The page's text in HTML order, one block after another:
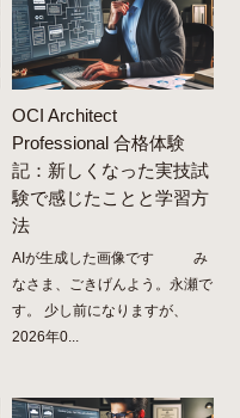
OCI Architect
Professional 合格体験
記：新しくなった実技試
験で感じたことと学習方
法
AIが生成した画像です み
なさま、ごきげんよう。永瀬で
す。 少し前になりますが、
2026年0...